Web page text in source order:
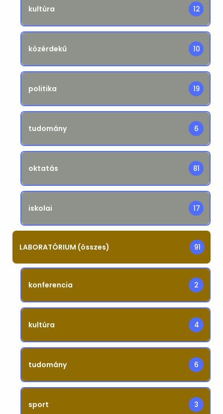
kultúra 12
közérdekű 10
politika 19
tudomány 6
oktatás 81
iskolai 17
LABORATÓRIUM (összes) 91
konferencia 2
kultúra 4
tudomány 6
sport 3